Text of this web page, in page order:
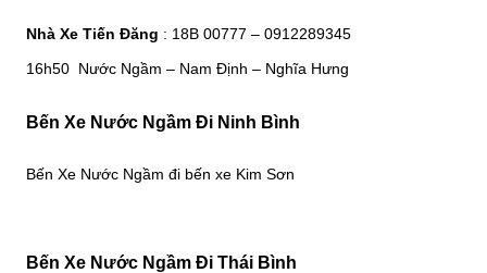
Nhà Xe Tiến Đăng : 18B 00777 – 0912289345
16h50 Nước Ngầm – Nam Định – Nghĩa Hưng
Bến Xe Nước Ngầm Đi Ninh Bình
Bến Xe Nước Ngầm đi bến xe Kim Sơn
Bến Xe Nước Ngầm Đi Thái Bình